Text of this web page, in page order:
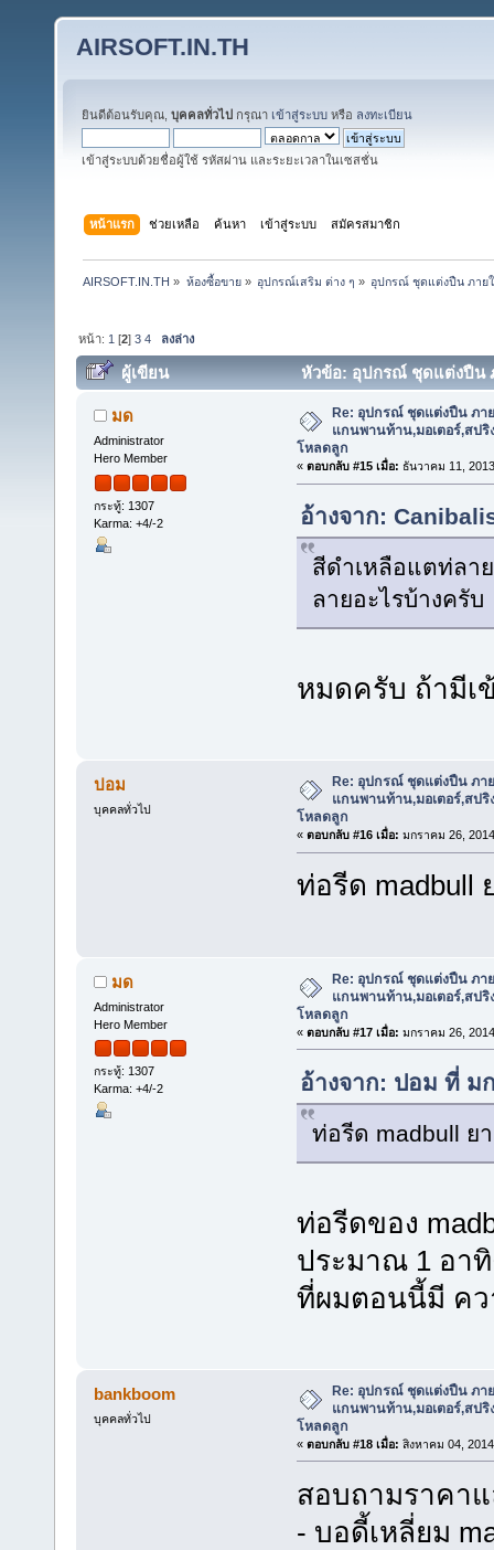
AIRSOFT.IN.TH
ยินดีต้อนรับคุณ, บุคคลทั่วไป กรุณา เข้าสู่ระบบ หรือ ลงทะเบียน
เข้าสู่ระบบด้วยชื่อผู้ใช้ รหัสผ่าน และระยะเวลาในเซสชั่น
หน้าแรก ช่วยเหลือ ค้นหา เข้าสู่ระบบ สมัครสมาชิก
AIRSOFT.IN.TH » ห้องซื้อขาย» อุปกรณ์เสริม ต่าง ๆ » อุปกรณ์ ชุดแต่งปืน ภาย
หน้า: 1 [2]3 4 ลงล่าง
ผู้เขียน
หัวข้อ: อุปกรณ์ ชุดแต่งปืน
ต่าง ๆ ,ที่โหลดลูก ฯลฯ (อ่าน 185308 ครั้ง)
มด
Administrator
Hero Member
กระทู้: 1307
Karma: +4/-2
Re: อุปกรณ์ ชุดแต่งปืน ภา
แกนพานท้าน,มอเตอร์,สปริ
โหลดลูก
« ตอบกลับ #15 เมื่อ: ธันวาคม 11,
อ้างจาก:
สีดำเหลือแตท่ลา
ลายอะไรบ้างครับ
หมดครับ ถ้ามีเ
ปอม
บุคคลทั่วไป
Re: อุปกรณ์ ชุดแต่งปืน ภา
แกนพานท้าน,มอเตอร์,สปริ
โหลดลูก
« ตอบกลับ #16 เมื่อ: มกราคม 26,
ท่อรีด madbull
มด
Administrator
Hero Member
กระทู้: 1307
Karma: +4/-2
Re: อุปกรณ์ ชุดแต่งปืน ภา
แกนพานท้าน,มอเตอร์,สปริ
โหลดลูก
« ตอบกลับ #17 เมื่อ: มกราคม 26,
อ้างจาก: ปอม ที่ ม
ท่อรีด madbull ย
ท่อรีดของ
ประมาณ 1 อา
ที่ผมตอนนี้มี คว
bankboom
บุคคลทั่วไป
Re: อุปกรณ์ ชุดแต่งปืน ภา
แกนพานท้าน,มอเตอร์,สปริ
โหลดลูก
« ตอบกลับ #18 เมื่อ: สิงหาคม 04,
สอบถามราคา
- บอดี้เหลี่ยม